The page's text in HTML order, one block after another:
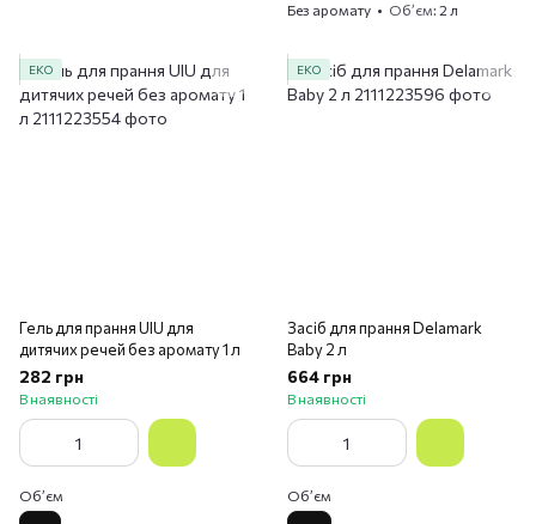
Без аромату
Обʼєм 2 л
ЕКО
Гель для прання UIU для
дитячих речей без аромату 1 л
282 грн
В наявності
Обʼєм
ЕКО
Засіб для прання Delamark
Baby 2 л
664 грн
В наявності
Обʼєм